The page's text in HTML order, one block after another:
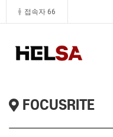
접속자 66
FOCUSRITE